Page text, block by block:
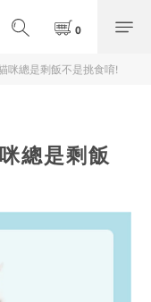
咪總是剩飯不是挑食唷!
總是剩飯